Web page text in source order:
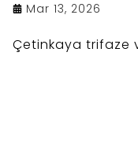
Mar 13, 2026
Çetinkaya trifaze